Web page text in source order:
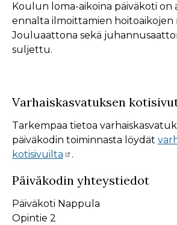
Koulun loma-aikoina päiväkoti on
ennalta ilmoittamien hoitoaikojen
Jouluaattona sekä
suljettu.
Varhaiskasvatuksen
Tarkempaa tietoa
päiväkodin toiminnasta löydät
kotisivuilta
.
Päiväkodin yhteystiedot
Päiväkoti Nappula
Opintie 2